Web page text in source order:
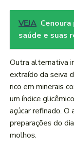
VEJA
saúde e suas
Outra alternativa
extraído da seiva
rico ⁣em ⁤minerais
um índice
açúcar refinado.
‍preparações do
molhos.